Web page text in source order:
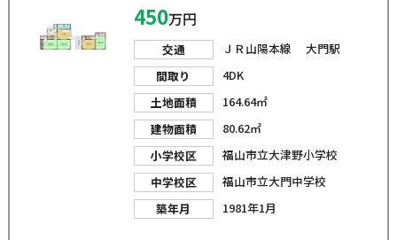
450万円
交通
ＪＲ山陽本線 大門駅
間取り
4DK
土地面積
164.64㎡
建物面積
80.62㎡
小学校区
福山市立大津野小学校
中学校区
福山市立大門中学校
築年月
1981年1月